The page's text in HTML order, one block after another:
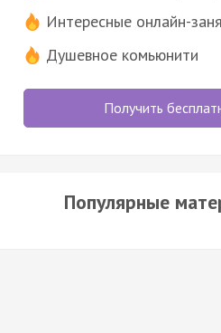
Интересные онлайн-
Душевное комьюнити
Получить
Популярные